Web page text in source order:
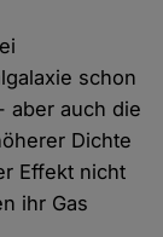
schon
aber auch die
Dichte
Effekt nicht
ihr Gas